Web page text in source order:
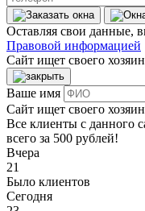
Оставляя свои данные,
Правовой информацией
Сайт ищет своего
Ваше имя
Сайт ищет своего
Все клиенты с данного
всего за 500 рублей!
Вчера
21
Было клиентов
Сегодня